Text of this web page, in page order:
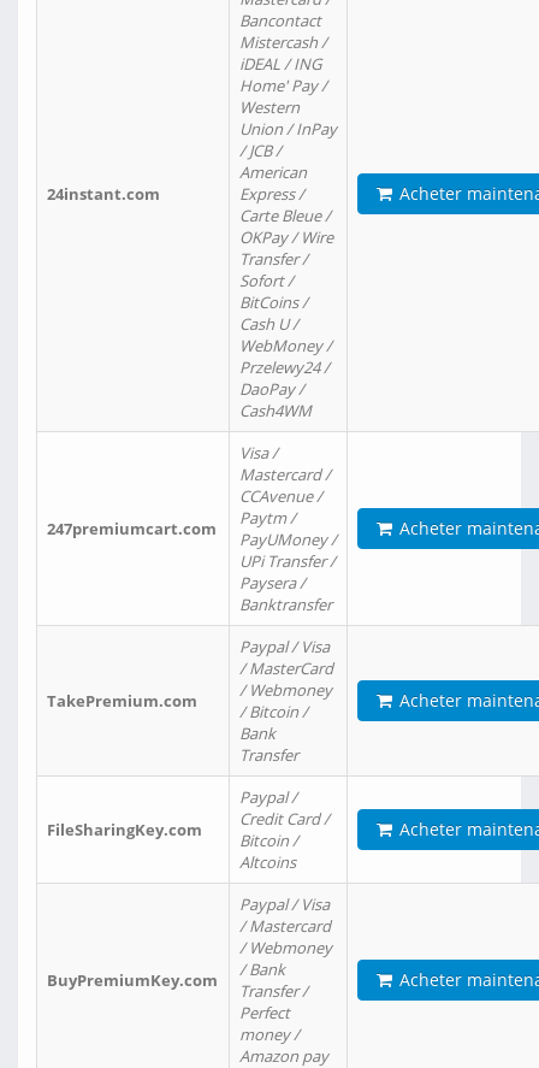
24instant.com
Bancontact
Mistercash /
iDEAL / ING
Home' Pay /
Western
Union / InPay
/ JCB /
American
Express /
Carte Bleue /
OKPay / Wire
Transfer /
Sofort /
BitCoins /
Cash U /
WebMoney /
Przelewy24 /
DaoPay /
Cash4WM
Acheter
247premiumcart.com
Visa /
Mastercard /
CCAvenue /
Paytm /
PayUMoney /
UPi Transfer /
Paysera /
Banktransfer
Acheter
TakePremium.com
Paypal / Visa
/ MasterCard
/ Webmoney
/ Bitcoin /
Bank
Transfer
Acheter
FileSharingKey.com
Paypal /
Credit Card /
Bitcoin /
Altcoins
Acheter
BuyPremiumKey.com
Paypal / Visa
/ Mastercard
/ Webmoney
/ Bank
Transfer /
Perfect
money /
Amazon pay
Acheter